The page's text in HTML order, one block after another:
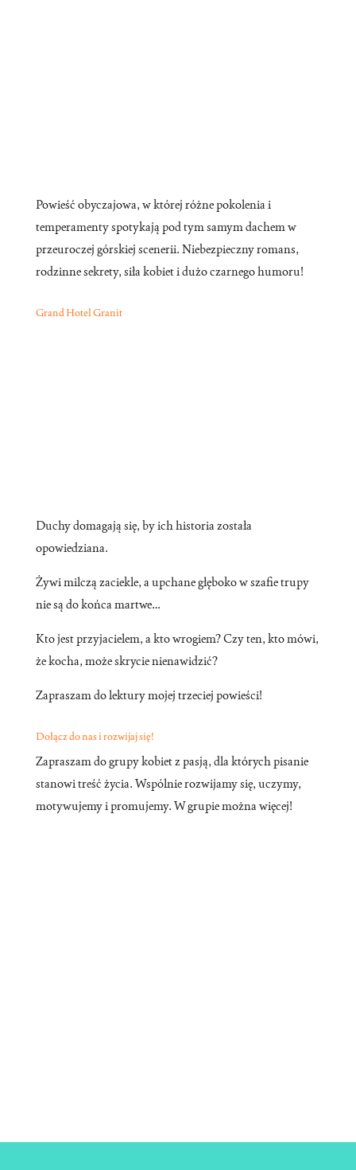
Powieść obyczajowa, w której różne pokolenia i
temperamenty spotykają pod tym samym dachem w
przeuroczej górskiej scenerii. Niebezpieczny romans,
rodzinne sekrety, siła kobiet i dużo czarnego humoru!
Grand Hotel Granit
Duchy domagają się, by ich historia została
opowiedziana.
Żywi milczą zaciekle, a upchane głęboko w szafie trupy
nie są do końca martwe…
Kto jest przyjacielem, a kto wrogiem? Czy ten, kto mówi,
że kocha, może skrycie nienawidzić?
Zapraszam do lektury mojej trzeciej powieści!
Dołącz do nas i rozwijaj się!
Zapraszam do grupy kobiet z pasją, dla których pisanie
stanowi treść życia. Wspólnie rozwijamy się, uczymy,
motywujemy i promujemy. W grupie można więcej!